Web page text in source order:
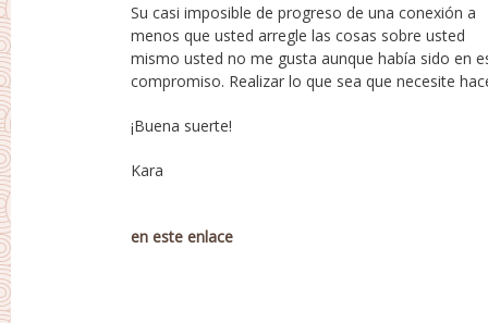
Su casi imposible de progreso de una conexión a
menos que usted arregle las cosas sobre usted
mismo usted no me gusta aunque había sido en
compromiso. Realizar lo que sea que necesite
améndelo en fb, terminar operar por su hogar,
informar todos sus amigos que no me gusta a notar
¡Buena suerte!
Kara
en este enlace